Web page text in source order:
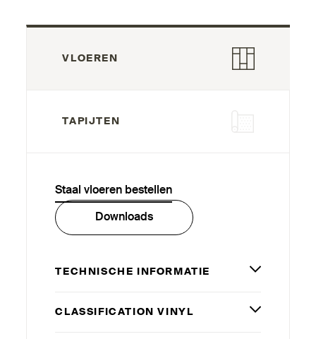
VLOEREN
TAPIJTEN
Staal vloeren bestellen
Downloads
TECHNISCHE INFORMATIE
CLAS­SI­FICATION VINYL